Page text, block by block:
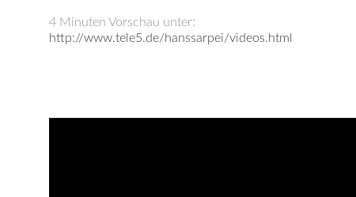
4 Minuten Vorschau unter:
http://www.tele5.de/hanssarpei/videos.html